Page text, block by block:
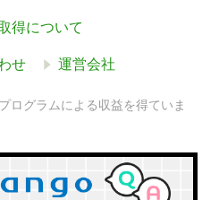
得について
せ 運営会社
ログラムによる収益を得ていま